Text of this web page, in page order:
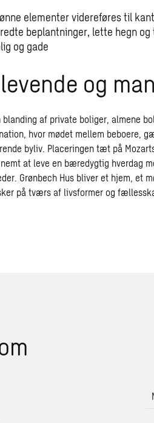
elementer videreføres til
beplantninger, lette hegn
og gade
og
blanding af private boliger, almene
hvor mødet mellem beboere,
byliv. Placeringen tæt på
at leve en bæredygtig hverdag
Grønbech Hus bliver et hjem, et
på tværs af livsformer og